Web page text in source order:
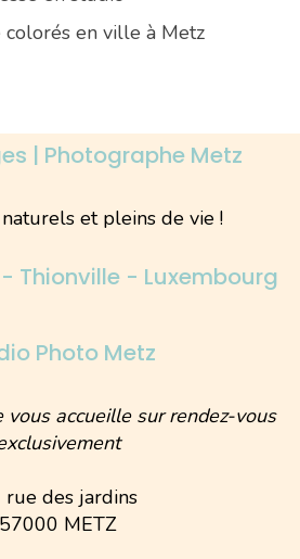
en ville à Metz
| Photographe Metz
et pleins de vie !
Thionville - Luxembourg
Photo Metz
vous accueille sur rendez-vous
rue des jardins
57000 METZ